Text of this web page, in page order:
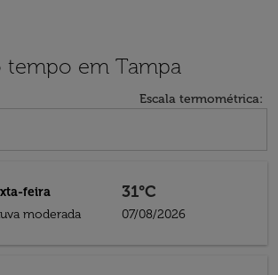
tempo em Tampa
Escala termométrica:
feira
moderada
31°C
07/08/2026